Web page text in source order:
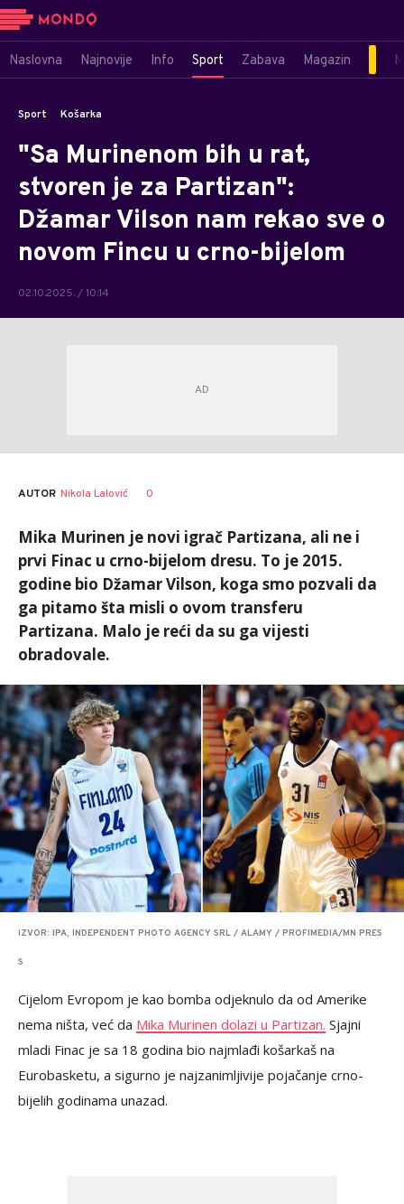
Naslovna Najnovije Info Sport Zabava Magazin
Sport Košarka
"Sa Murinenom bih u rat,
stvoren je za Partizan":
Džamar Vilson nam rekao sve o
novom Fincu u crno-bijelom
02.10.2025. / 10:14
AUTOR Nikola Lalović 0
Mika Murinen je novi igrač Partizana, ali ne i
prvi Finac u crno-bijelom dresu. To je 2015.
godine bio Džamar Vilson, koga smo pozvali da
ga pitamo šta misli o ovom transferu
Partizana. Malo je reći da su ga vijesti
obradovale.
IZVOR: IPA, INDEPENDENT PHOTO AGENCY SRL / ALAMY / PROFIMEDIA/MN PRES
S
Cijelom Evropom je kao bomba odjeknulo da od Amerike
nema ništa, već da Mika Murinen dolazi u Partizan. Sjajni
mladi Finac je sa 18 godina bio najmlađi košarkaš na
Eurobasketu, a sigurno je najzanimljivije pojačanje crno-
bijelih godinama unazad.